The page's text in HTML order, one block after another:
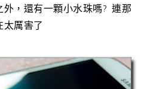
，還有一顆小水珠嗎? 連那
太厲害了